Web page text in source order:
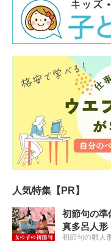
人気特集【PR】
初節句の
真多呂人形
初節句の雛人